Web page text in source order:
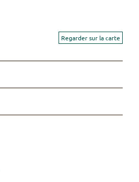
Regarder sur la carte